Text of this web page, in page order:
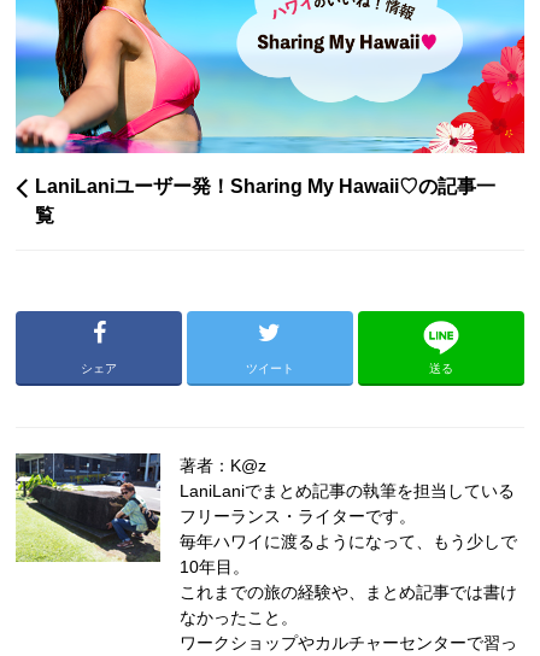
LaniLaniユーザー発！Sharing My Hawaii♡の記事一
覧
シェア ツイート 送る
著者：K@z
LaniLaniでまとめ記事の執筆を担当している
フリーランス・ライターです。
毎年ハワイに渡るようになって、もう少しで
10年目。
これまでの旅の経験や、まとめ記事では書け
なかったこと。
ワークショップやカルチャーセンターで習っ